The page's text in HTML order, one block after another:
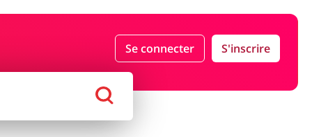
Se connecter S'inscrire
Tourisme